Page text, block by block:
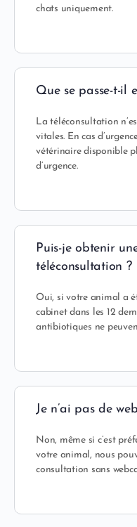
chats uniquement.
Que se passe-t-il
La téléconsultation
vitales. En cas
vétérinaire disponible
d’urgence.
Puis-je obtenir
téléconsultation ?
Oui, si votre animal a
cabinet dans les 12
antibiotiques ne
Je n’ai pas de
Non, même si c’est
votre animal, nous
consultation sans